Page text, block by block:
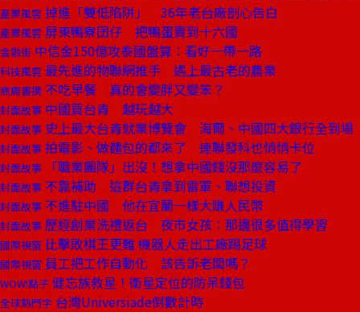
產業風雲 掉進「雙低陷阱」 36年老台廠剖心告白
產業風雲 屏東鴨寮囝仔 把鴨蛋賣到十六國
金融街 中信金150億攻泰國盤算：看好一帶一路
科技風雲 最先進的物聯網推手 遇上最古老的農業
商周書摘 不吃早餐 真的會變胖又變笨？
封面故事 中國買台青 越玩越大
封面故事 史上最大台青就業博覽會 海爾、中國四大銀行全到場
封面故事 拍電影、做麵包的都來了 連聯發科也悄悄卡位
封面故事 「職業團隊」出沒！想拿中國錢沒那麼容易了
封面故事 不靠補助 這群台青拿到雷軍、聯想投資
封面故事 不進駐中國 他在宜蘭一樣大賺人民幣
封面故事 歷經創業洗禮返台 夜市女孩：那邊很多值得學習
國際視窗 比擊敗棋王更難 機器人走出工廠踢足球
國際視窗 員工把工作自動化 該告訴老闆嗎？
WOW!點子 健忘族救星！衛星定位的防呆錢包
全球熱門字 台灣Universiade倒數計時